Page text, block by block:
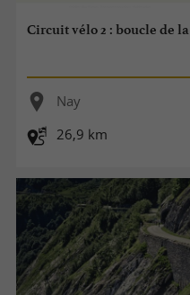
Circuit vélo 2 : boucle de
Nay
26,9 km